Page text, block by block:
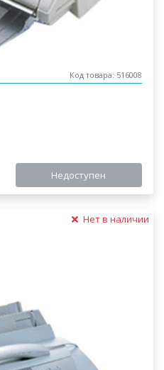
Код товара: 516008
Недоступен
Нет в наличии